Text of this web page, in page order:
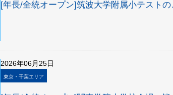
[年長/全統オープン]筑波大学附属小テストの
2026年06月25日
東京・千葉エリア